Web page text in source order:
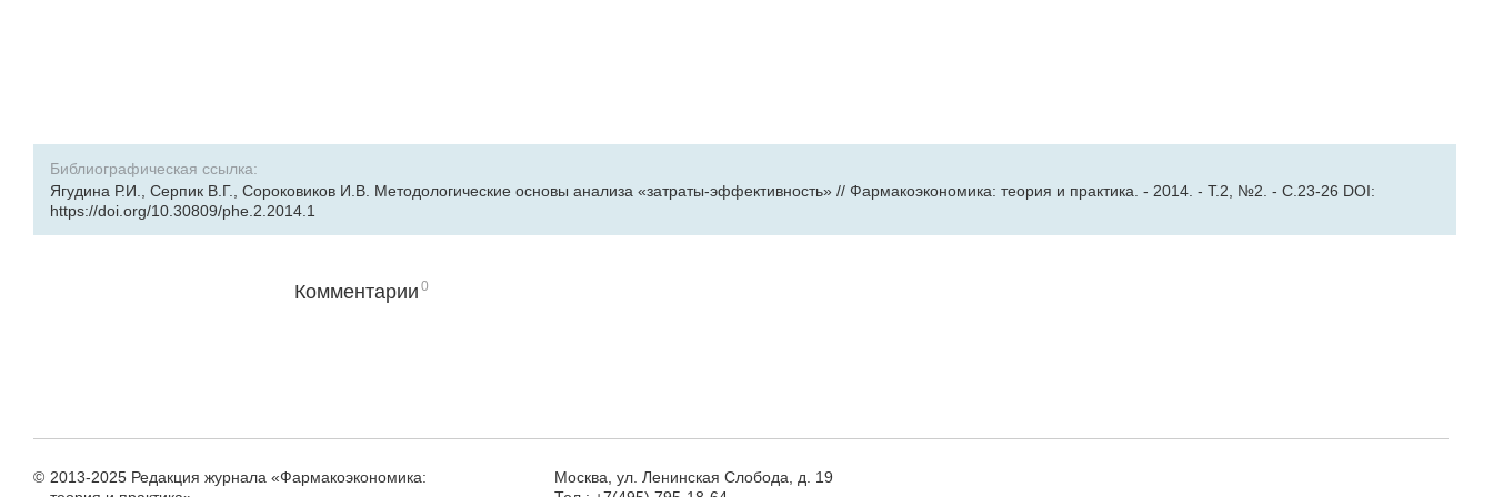
Библиографическая ссылка:
Ягудина Р.И., Серпик В.Г., Сороковиков И.В. Методологические основы анализа «затраты-эффективность» // Фармакоэкономика: теория и практика. - 2014. - Т.2, №2. - С.23-26 DOI:
https://doi.org/10.30809/phe.2.2014.1
Комментарии 0
© 2013-2025 Редакция журнала «Фармакоэкономика:
Москва, ул. Ленинская Слобода, д. 19